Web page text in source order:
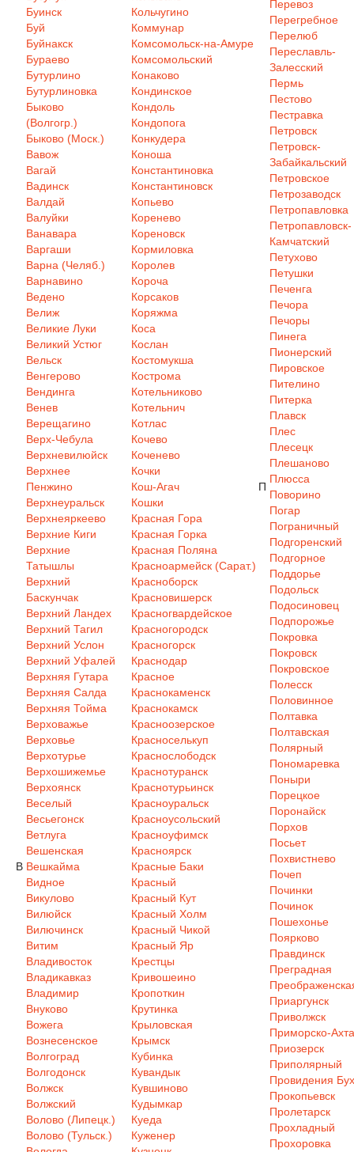
Буинск
Буй
Буйнакск
Бураево
Бутурлино
Бутурлиновка
Быково
(Волгогр.)
Быково (Моск.)
В
Вавож
Вагай
Вадинск
Валдай
Валуйки
Ванавара
Варгаши
Варна (Челяб.)
Варнавино
Ведено
Велиж
Великие Луки
Великий Устюг
Вельск
Венгерово
Вендинга
Венев
Верещагино
Верх-Чебула
Верхневилюйск
Верхнее
Пенжино
Верхнеуральск
Верхнеяркеево
Верхние Киги
Верхние
Татышлы
Верхний
Баскунчак
Верхний Ландех
Верхний Тагил
Верхний Услон
Верхний Уфалей
Верхняя Гутара
Верхняя Салда
Верхняя Тойма
Верховажье
Верховье
Верхотурье
Верхошижемье
Верхоянск
Веселый
Весьегонск
Ветлуга
Вешенская
Вешкайма
Видное
Викулово
Вилюйск
Вилючинск
Витим
Владивосток
Владикавказ
Владимир
Внуково
Вожега
Вознесенское
Волгоград
Волгодонск
Волжск
Волжский
Волово (Липецк.)
Волово (Тульск.)
Кольчугино
Коммунар
Комсомольск-на-Амуре
Комсомольский
Конаково
Кондинское
Кондоль
Кондопога
Конкудера
Коноша
Константиновка
Константиновск
Копьево
Коренево
Кореновск
Кормиловка
Королев
Короча
Корсаков
Коряжма
Коса
Кослан
Костомукша
Кострома
Котельниково
Котельнич
Котлас
Кочево
Коченево
Кочки
Кош-Агач
Кошки
Красная Гора
Красная Горка
Красная Поляна
Красноармейск (Сарат.)
Красноборск
Красновишерск
Красногвардейское
Красногородск
Красногорск
Краснодар
Красное
Краснокаменск
Краснокамск
Красноозерское
Красноселькуп
Краснослободск
Краснотуранск
Краснотурьинск
Красноуральск
Красноусольский
Красноуфимск
Красноярск
Красные Баки
Красный
Красный Кут
Красный Холм
Красный Чикой
Красный Яр
Крестцы
Кривошеино
Кропоткин
Крутинка
Крыловская
Крымск
Кубинка
Кувандык
Кувшиново
Кудымкар
Куеда
Куженер
П
Перевоз
Перегребное
Перелюб
Переславль-
Залесский
Пермь
Пестово
Пестравка
Петровск
Петровск-
Забайкальский
Петровское
Петрозаводск
Петропавловка
Петропавловск-
Камчатский
Петухово
Петушки
Печенга
Печора
Печоры
Пинега
Пионерский
Пировское
Пителино
Питерка
Плавск
Плес
Плесецк
Плешаново
Плюсса
Поворино
Погар
Пограничный
Подгоренский
Подгорное
Поддорье
Подольск
Подосиновец
Подпорожье
Покровка
Покровск
Покровское
Полесск
Половинное
Полтавка
Полтавская
Полярный
Пономаревка
Поныри
Порецкое
Поронайск
Порхов
Посьет
Похвистнево
Почеп
Починки
Починок
Пошехонье
Поярково
Правдинск
Преградная
Приаргунск
Приволжск
Приморско-
Приозерск
Приполярный
Провидения
Прокопьевск
Пролетарск
Прохладный
Прохоровка